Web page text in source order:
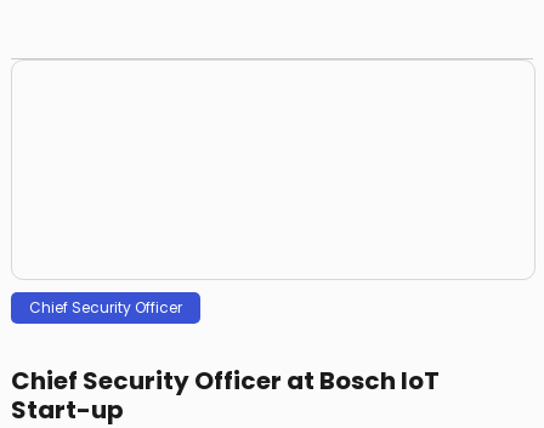
Chief Security Officer
Chief Security Officer at Bosch IoT
Start-up